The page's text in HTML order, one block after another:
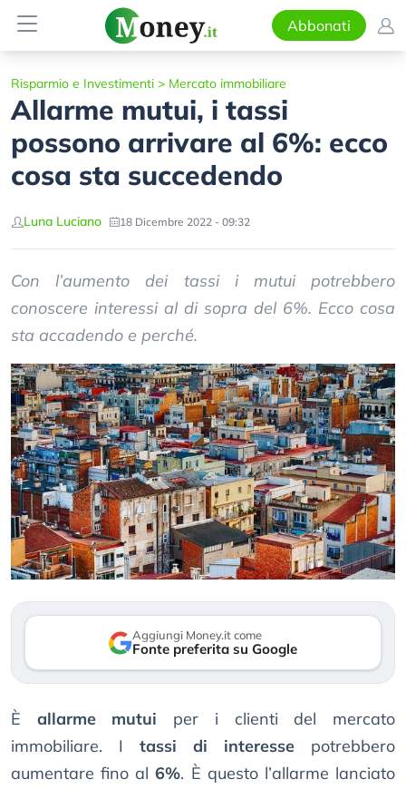
Abbonati
Risparmio e Investimenti > Mercato immobiliare
Allarme mutui, i tassi
possono arrivare al 6%: ecco
cosa sta succedendo
Luna Luciano 18 Dicembre 2022 - 09:32
Con l’aumento dei tassi i mutui potrebbero
conoscere interessi al di sopra del 6%. Ecco cosa
sta accadendo e perché.
Aggiungi Money.it come
Fonte preferita su Google
È allarme mutui per i clienti del mercato
immobiliare. I tassi di interesse potrebbero
aumentare fino al6%. È questo l’allarme lanciato